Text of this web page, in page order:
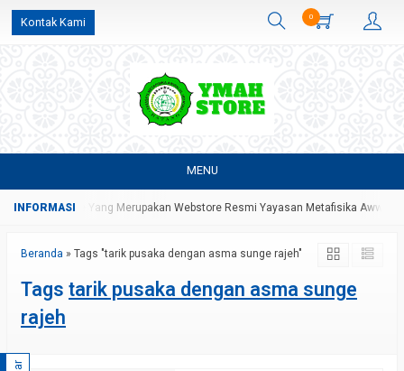
Kontak Kami 0
MENU
Di YMAH Store Yang Merupakan Webstore Resmi Yayasan Metafisika Awwalul
Beranda » Tags "tarik pusaka dengan asma sunge rajeh"
Tags tarik pusaka dengan asma sunge
rajeh